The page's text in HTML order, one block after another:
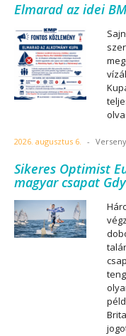
Elmarad az idei
2026. augusztus 6. - Verseny
Sikeres Optimist
magyar csapat